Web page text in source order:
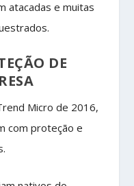
atacadas e muitas
DE
Micro de 2016,
com proteção e